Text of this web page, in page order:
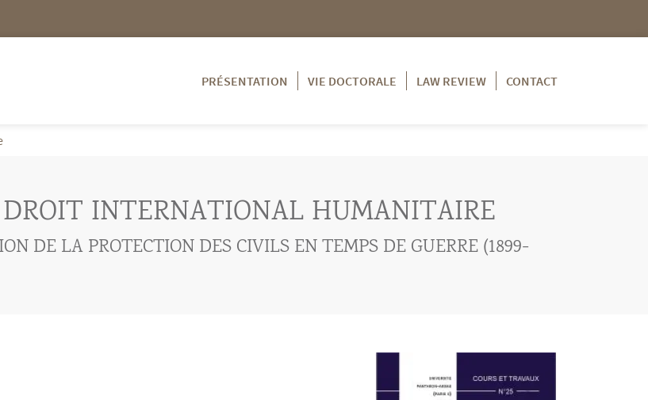
PRÉSENTATION
VIE DOCTORALE LAW REVIEW CONTACT
DROIT INTERNATIONAL HUMANITAIRE
DE LA PROTECTION DES CIVILS EN TEMPS DE GUERRE (1899-